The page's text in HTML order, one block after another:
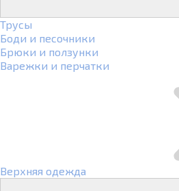
Трусы
Боди и песочники
Брюки и ползунки
Варежки и перчатки
Верхняя одежда